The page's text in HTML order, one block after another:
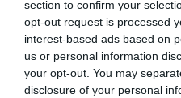
section to confirm your
opt-out request is processed
interest-based ads based on
us or personal information
your opt-out. You may
disclosure of your personal
человек
Номера располагают цветным
в Интернет, сейфом, ванной
и феном.
Свободные номера: